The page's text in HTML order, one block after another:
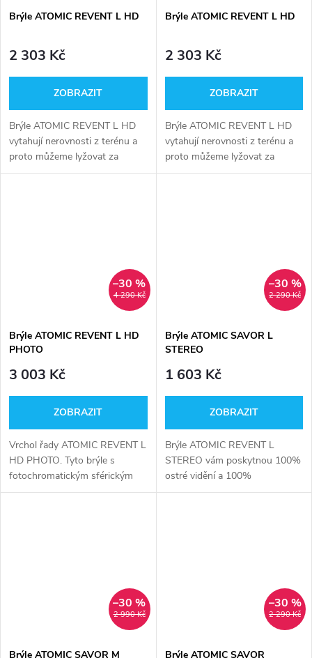
Brýle ATOMIC REVENT L HD
2 303 Kč
ZOBRAZIT
Brýle ATOMIC REVENT L HD
vytahují nerovnosti z terénu a
proto můžeme lyžovat za
každých podmínek.
Brýle ATOMIC REVENT L HD
2 303 Kč
ZOBRAZIT
Brýle ATOMIC REVENT L HD
vytahují nerovnosti z terénu a
proto můžeme lyžovat za
každých podmínek.
4 290 Kč
–30 %
Brýle ATOMIC REVENT L HD
PHOTO
3 003 Kč
ZOBRAZIT
Vrchol řady ATOMIC REVENT L
HD PHOTO. Tyto brýle s
fotochromatickým sférickým
dvojitým zorníkem poskytují
2 290 Kč
–30 %
Brýle ATOMIC SAVOR L
STEREO
1 603 Kč
ZOBRAZIT
Brýle ATOMIC REVENT L
STEREO vám poskytnou 100%
ostré vidění a 100%
sebedůvěru, takže budete
2 990 Kč
–30 %
Brýle ATOMIC SAVOR M
2 290 Kč
–30 %
Brýle ATOMIC SAVOR